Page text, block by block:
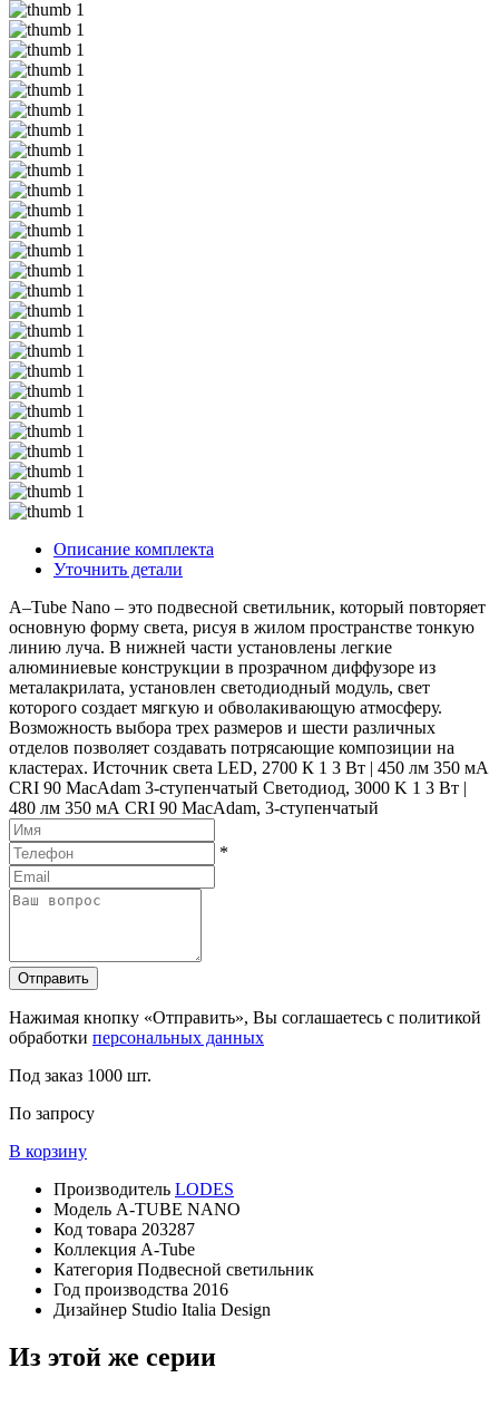
Описание комплекта
Уточнить детали
A–Tube Nano – это подвесной светильник, который повторяет
основную форму света, рисуя в жилом пространстве тонкую
линию луча. В нижней части установлены легкие
алюминиевые конструкции в прозрачном диффузоре из
металакрилата, установлен светодиодный модуль, свет
которого создает мягкую и обволакивающую атмосферу.
Возможность выбора трех размеров и шести различных
отделов позволяет создавать потрясающие композиции на
кластерах. Источник света LED, 2700 К 1 3 Вт | 450 лм 350 мА
CRI 90 MacAdam 3-ступенчатый Светодиод, 3000 K 1 3 Вт |
480 лм 350 мА CRI 90 MacAdam, 3-ступенчатый
*
Отправить
Нажимая кнопку «Отправить», Вы соглашаетесь с политикой
обработки персональных данных
Под заказ 1000 шт.
По запросу
В корзину
Производитель LODES
Модель A-TUBE NANO
Код товара 203287
Коллекция A-Tube
Категория Подвесной светильник
Год производства 2016
Дизайнер Studio Italia Design
Из этой же серии